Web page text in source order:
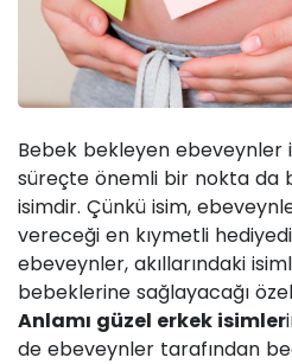
Bebek bekleyen ebeveynler
süreçte önemli bir nokta da
isimdir. Çünkü isim,
vereceği en kıymetli
ebeveynler, akıllarındaki
bebeklerine sağlayacağı
Anlamı güzel erkek isimler
de ebeveynler tarafından